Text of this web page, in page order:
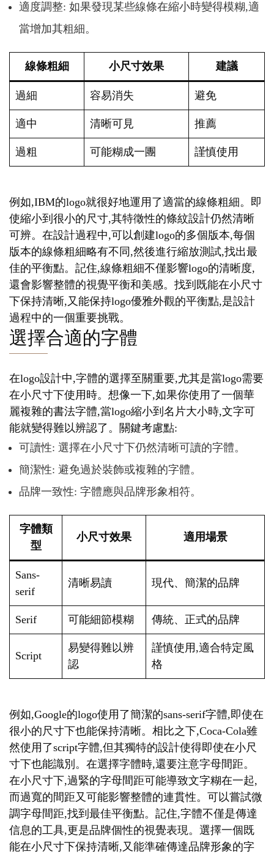
適度調整: 如果發現某些線條在縮小時變得模糊,適
當增加其粗細。
線條粗細 小尺寸效果 建議
過細 容易消失 避免
適中 清晰可見 推薦
過粗 可能糊成一團 謹慎使用
例如,IBM的logo就很好地運用了適當的線條粗細。即
使縮小到很小的尺寸,其特徵性的條紋設計仍然清晰
可辨。在設計過程中,可以創建logo的多個版本,每個
版本的線條粗細略有不同,然後進行縮放測試,找出最
佳的平衡點。記住,線條粗細不僅影響logo的清晰度,
還會影響整體的視覺平衡和美感。找到既能在小尺寸
下保持清晰,又能保持logo優雅外觀的平衡點,是設計
過程中的一個重要挑戰。
選擇合適的字體
在logo設計中,字體的選擇至關重要,尤其是當logo需要
在小尺寸下使用時。想像一下,如果你使用了一個華
麗複雜的書法字體,當logo縮小到名片大小時,文字可
能就變得難以辨認了。關鍵考慮點:
可讀性: 選擇在小尺寸下仍然清晰可讀的字體。
簡潔性: 避免過於裝飾或複雜的字體。
品牌一致性: 字體應與品牌形象相符。
字體類
型
小尺寸效果 適用場景
Sans-
serif
清晰易讀 現代、簡潔的品牌
Serif 可能細節模糊 傳統、正式的品牌
Script
易變得難以辨
認
謹慎使用,適合特定風
格
例如,Google的logo使用了簡潔的sans-serif字體,即使在
很小的尺寸下也能保持清晰。相比之下,Coca-Cola雖
然使用了script字體,但其獨特的設計使得即使在小尺
寸下也能識別。在選擇字體時,還要注意字母間距。
在小尺寸下,過緊的字母間距可能導致文字糊在一起,
而過寬的間距又可能影響整體的連貫性。可以嘗試微
調字母間距,找到最佳平衡點。記住,字體不僅是傳達
信息的工具,更是品牌個性的視覺表現。選擇一個既
能在小尺寸下保持清晰,又能準確傳達品牌形象的字